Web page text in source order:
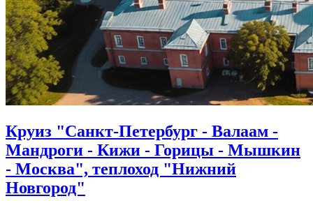
Круиз "Санкт-Петербург - Валаам -
Мандроги - Кижи - Горицы - Мышкин
- Москва", теплоход "Нижний
Новгород"